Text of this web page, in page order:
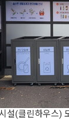
설(클린하우스)